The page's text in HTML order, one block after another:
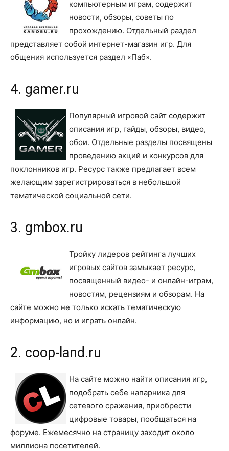
компьютерным играм, содержит
новости, обзоры, советы по
прохождению. Отдельный раздел
представляет собой интернет-магазин игр. Для
общения используется раздел «Паб».
4. gamer.ru
Популярный игровой сайт содержит
описания игр, гайды, обзоры, видео,
обои. Отдельные разделы посвящены
проведению акций и конкурсов для
поклонников игр. Ресурс также предлагает всем
желающим зарегистрироваться в небольшой
тематической социальной сети.
3. gmbox.ru
Тройку лидеров рейтинга лучших
игровых сайтов замыкает ресурс,
посвященный видео- и онлайн-играм,
новостям, рецензиям и обзорам. На
сайте можно не только искать тематическую
информацию, но и играть онлайн.
2. coop-land.ru
На сайте можно найти описания игр,
подобрать себе напарника для
сетевого сражения, приобрести
цифровые товары, пообщаться на
форуме. Ежемесячно на страницу заходит около
миллиона посетителей.